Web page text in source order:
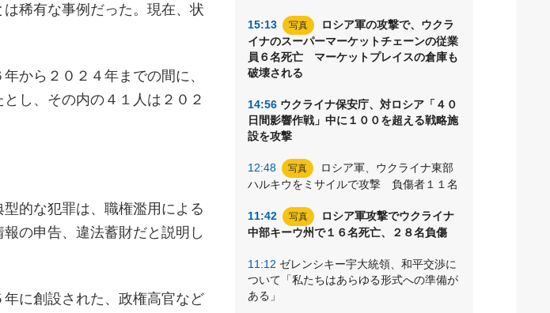
15:13 写真
ロシア軍の攻撃で、ウクラ
イナのスーパーマーケットチェーンの従業
員６名死亡 マーケットプレイスの倉庫も
破壊される
14:56 ウクライナ保安庁、対ロシア「４０
日間影響作戦」中に１００を超える戦略施
設を攻撃
12:48 写真
ロシア軍、ウクライナ東部
ハルキウをミサイルで攻撃 負傷者１１名
11:42 写真
ロシア軍攻撃でウクライナ
中部キーウ州で１６名死亡、２８名負傷
11:12 ゼレンシキー宇大統領、和平交渉に
ついて「私たちはあらゆる形式への準備が
ある」
稀有な事例だった。現在、状
から２０２４年までの間に、
し、その内の４１人は２０２
的な犯罪は、職権濫用による
の申告、違法蓄財だと説明し
に創設された、政権高官など